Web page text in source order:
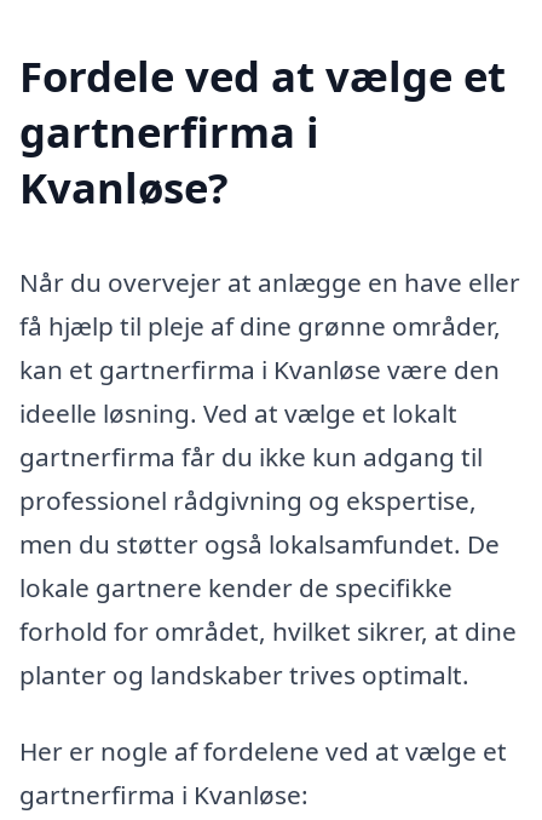
Fordele ved at vælge et
gartnerfirma i
Kvanløse?
Når du overvejer at anlægge en have eller
få hjælp til pleje af dine grønne områder,
kan et gartnerfirma i Kvanløse være den
ideelle løsning. Ved at vælge et lokalt
gartnerfirma får du ikke kun adgang til
professionel rådgivning og ekspertise,
men du støtter også lokalsamfundet. De
lokale gartnere kender de specifikke
forhold for området, hvilket sikrer, at dine
planter og landskaber trives optimalt.
Her er nogle af fordelene ved at vælge et
gartnerfirma i Kvanløse: